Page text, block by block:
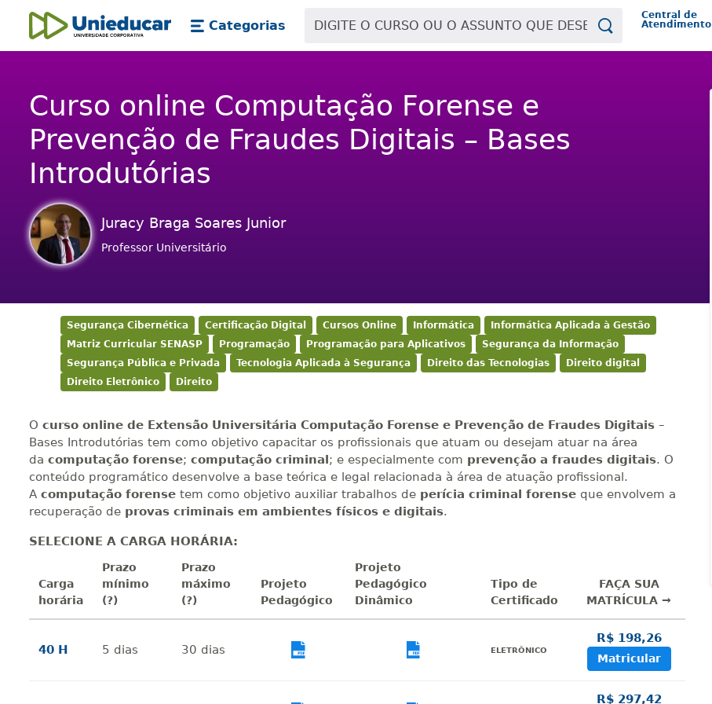
Skip main navigation
Skip to main content
Unieducar
Categorias
Central de
Atendimento
Curso online Computação Forense e
Prevenção de Fraudes Digitais – Bases
Introdutórias
Juracy Braga Soares Junior
Professor Universitário
Segurança Cibernética Certificação Digital Cursos Online Informática
Informática Aplicada à Gestão
Matriz Curricular SENASP
Programação Programação para Aplicativos
Segurança da Informação
Segurança Pública e Privada
Tecnologia Aplicada à Segurança Direito das Tecnologias
Direito digital
Direito Eletrônico
Direito
O curso online de Extensão Universitária Computação Forense e Prevenção de Fraudes Digitais –
Bases Introdutórias tem como objetivo capacitar os profissionais que atuam ou desejam atuar na área
da computação forense; computação criminal; e especialmente com prevenção a fraudes digitais. O
conteúdo programático desenvolve a base teórica e legal relacionada à área de atuação profissional.
A computação forense tem como objetivo auxiliar trabalhos de perícia criminal forense que envolvem a
recuperação de provas criminais em ambientes físicos e digitais.
SELECIONE A CARGA HORÁRIA:
Carga
horária
Prazo
mínimo
(?)
Prazo
máximo
(?)
Projeto
Pedagógico
Projeto
Pedagógico
Dinâmico
Tipo de
Certificado
FAÇA SUA
MATRÍCULA →
40 H 5 dias 30 dias Visualizar
ELETRÔNICO
R$ 198,26
Matricular
R$ 297,42